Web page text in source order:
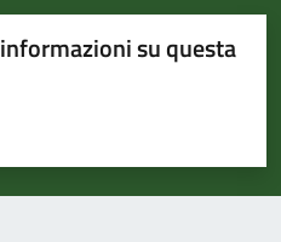
su questa
su 5
5